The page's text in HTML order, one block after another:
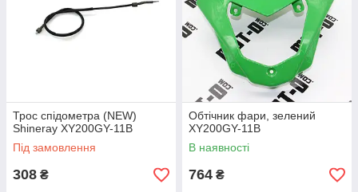
Трос спідометра (NEW)
Shineray XY200GY-11B
Під замовлення
308 ₴
Обтічник фари, зелений
XY200GY-11B
В наявності
764 ₴